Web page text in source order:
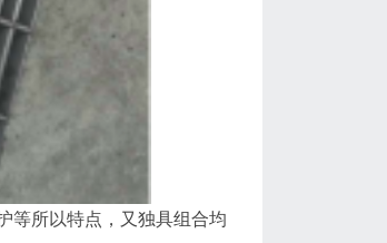
等所以特点，又独具组合均